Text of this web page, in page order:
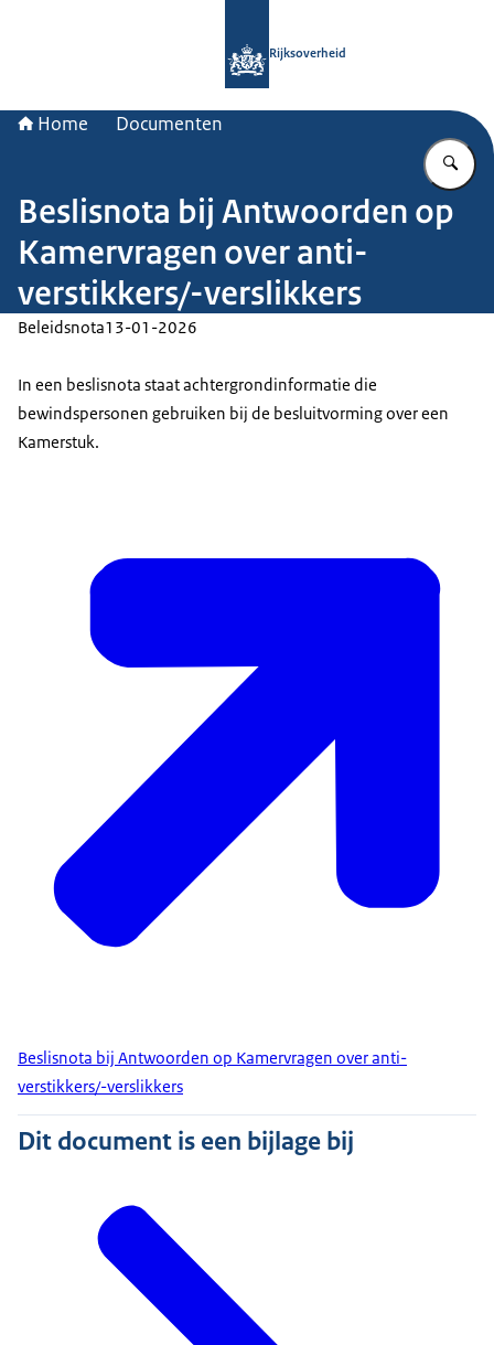
Rijksoverheid
Home Documenten
Beslisnota bij Antwoorden op
Kamervragen over anti-
verstikkers/-verslikkers
Beleidsnota13-01-2026
In een beslisnota staat achtergrondinformatie die
bewindspersonen gebruiken bij de besluitvorming over een
Kamerstuk.
Beslisnota bij Antwoorden op Kamervragen over anti-
verstikkers/-verslikkers
Dit document is een bijlage bij